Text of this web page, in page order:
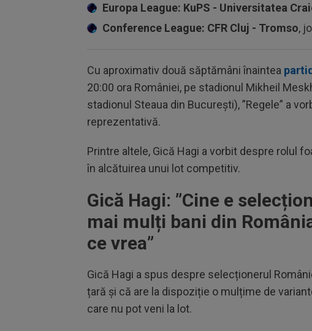
Europa League: KuPS - Universitatea
Conference League: CFR Cluj - Tromso,
Cu aproximativ două săptămâni înaintea
20:00 ora României, pe stadionul Mikheil
stadionul Steaua din București), ”Regele” a
reprezentativă.
Printre altele, Gică Hagi a vorbit despre rolul
în alcătuirea unui lot competitiv.
Gică Hagi: ”Cine e
mai mulți bani din
ce vrea”
Gică Hagi a spus despre selecționerul
țară și că are la dispoziție o mulțime de
care nu pot veni la lot.